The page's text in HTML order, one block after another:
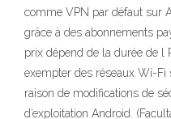
comme VPN par défaut sur
grâce à des abonnements
prix dépend de la durée de l
exempter des réseaux Wi-Fi
raison de modifications de
d’exploitation Android.